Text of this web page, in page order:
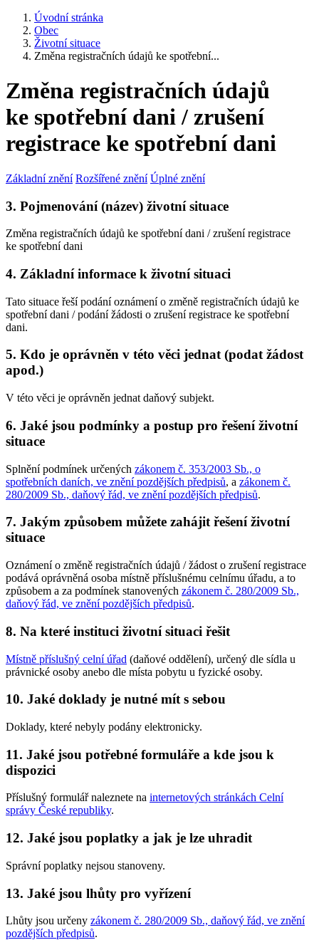
Úvodní stránka
Obec
Životní situace
Změna registračních údajů ke spotřební...
Změna registračních údajů
ke spotřební dani / zrušení
registrace ke spotřební dani
Základní znění Rozšířené znění Úplné znění
3. Pojmenování (název) životní situace
Změna registračních údajů ke spotřební dani / zrušení registrace
ke spotřební dani
4. Základní informace k životní situaci
Tato situace řeší podání oznámení o změně registračních údajů ke
spotřební dani / podání žádosti o zrušení registrace ke spotřební
dani.
5. Kdo je oprávněn v této věci jednat (podat žádost
apod.)
V této věci je oprávněn jednat daňový subjekt.
6. Jaké jsou podmínky a postup pro řešení životní
situace
Splnění podmínek určených zákonem č. 353/2003 Sb., o
spotřebních daních, ve znění pozdějších předpisů, a zákonem č.
280/2009 Sb., daňový řád, ve znění pozdějších předpisů.
7. Jakým způsobem můžete zahájit řešení životní
situace
Oznámení o změně registračních údajů / žádost o zrušení registrace
podává oprávněná osoba místně příslušnému celnímu úřadu, a to
způsobem a za podmínek stanovených zákonem č. 280/2009 Sb.,
daňový řád, ve znění pozdějších předpisů.
8. Na které instituci životní situaci řešit
Místně příslušný celní úřad (daňové oddělení), určený dle sídla u
právnické osoby anebo dle místa pobytu u fyzické osoby.
10. Jaké doklady je nutné mít s sebou
Doklady, které nebyly podány elektronicky.
11. Jaké jsou potřebné formuláře a kde jsou k
dispozici
Příslušný formulář naleznete na internetových stránkách Celní
správy České republiky.
12. Jaké jsou poplatky a jak je lze uhradit
Správní poplatky nejsou stanoveny.
13. Jaké jsou lhůty pro vyřízení
Lhůty jsou určeny zákonem č. 280/2009 Sb., daňový řád, ve znění
pozdějších předpisů.